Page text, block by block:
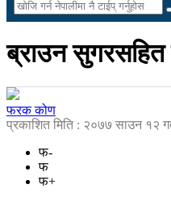
ब्राउन
फरक कोण
प्रकाशित मिति : २०७७ साउन १२
फ-
फ
फ+